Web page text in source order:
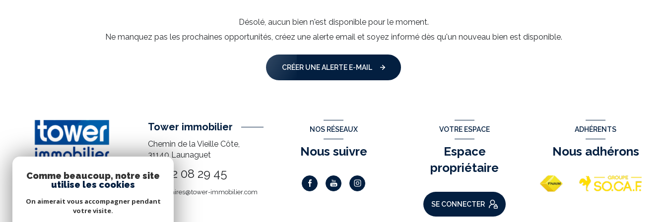
Désolé, aucun bien n'est disponible pour le moment.
Ne manquez pas les prochaines opportunités, créez une alerte email et soyez informé dès qu'un nouveau bien est disponible.
CRÉER UNE ALERTE E-MAIL
Tower immobilier
Chemin de la Vieille Côte,
31140 Launaguet
05 82 08 29 45
mandataires@tower-immobilier.com
NOS RÉSEAUX
Nous suivre
VOTRE ESPACE
Espace
propriétaire
SE CONNECTER
ADHÉRENTS
Nous adhérons
Comme beaucoup, notre site
utilise les cookies
On aimerait vous accompagner pendant
votre visite.